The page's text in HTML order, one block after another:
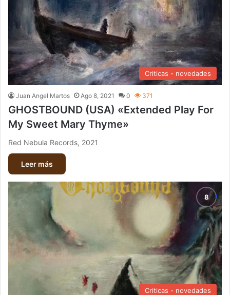
Criticas - novedades
Juan Angel Martos Ago 8, 2021 0 371
GHOSTBOUND (USA) «Extended Play For
My Sweet Mary Thyme»
Red Nebula Records, 2021
Leer más
Criticas - novedades